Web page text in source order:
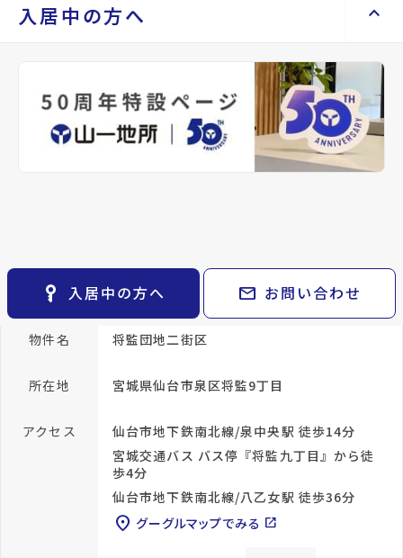
土地を探す
エリアから探す
train
路線から探す
事業用・投資用を探す keyboard_arrow_right
検索条件
閲覧履歴 keyboard_arrow_right
ご購入の流れ・諸費用
不動産を売却したい keyboard_arrow_right
相続相談をしたい keyboard_arrow_right
不動産に投資したい keyboard_arrow_right
会社概要・沿革 keyboard_arrow_right
keyboard_arrow_right
パーパス keyboard_arrow_right
CM紹介
社宅をお探しの方へ keyboard_arrow_right
keyboard_arrow_right
レンタルオフィス keyboard_arrow_right
貸会議室 keyboard_arrow_right
open_in_new
入居中の方へ keyboard_arrow_up
keyboard_arrow_right
退去される方へ keyboard_arrow_right
※準備中 住まいのしおり（PDF）
key_vertical 入居中の方へ mail お問い合わせ
詳細情報
物件名 将監団地二街区
所在地 宮城県仙台市泉区将監9丁目
アクセス
仙台市地下鉄南北線/泉中央駅 徒歩14分
宮城交通バス バス停『将監九丁目』から徒
歩4分
仙台市地下鉄南北線/八乙女駅 徒歩36分
location_on グーグルマップでみる open_in_new